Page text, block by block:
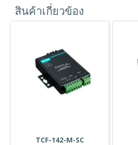
สินค้าเกี่ยวข้อง
TCF-142-M-SC